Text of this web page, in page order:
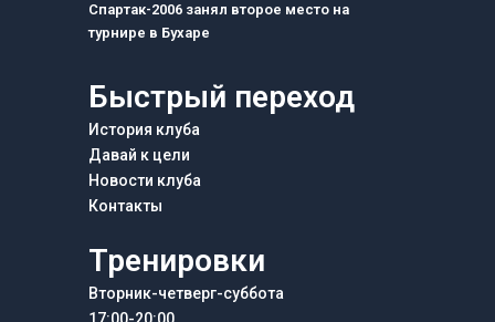
Спартак-2006 занял второе место на
турнире в Бухаре
Быстрый переход
История клуба
Давай к цели
Новости клуба
Контакты
Тренировки
Вторник-четверг-суббота